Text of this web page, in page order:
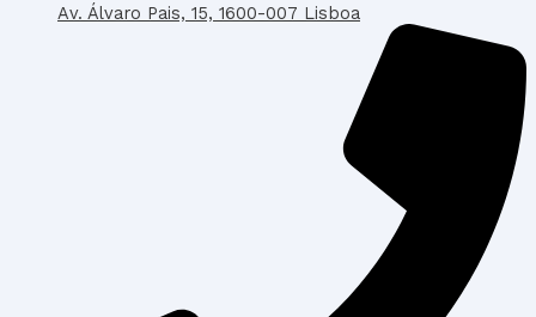
Av. Álvaro Pais, 15, 1600-007 Lisboa